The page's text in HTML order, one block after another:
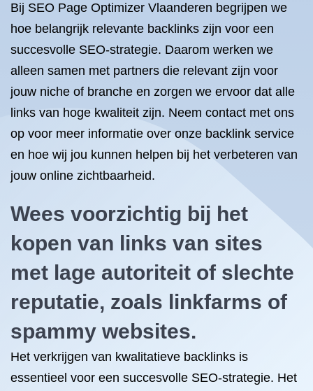
Bij SEO Page Optimizer Vlaanderen begrijpen we
hoe belangrijk relevante backlinks zijn voor een
succesvolle SEO-strategie. Daarom werken we
alleen samen met partners die relevant zijn voor
jouw niche of branche en zorgen we ervoor dat alle
links van hoge kwaliteit zijn. Neem contact met ons
op voor meer informatie over onze backlink service
en hoe wij jou kunnen helpen bij het verbeteren van
jouw online zichtbaarheid.
Wees voorzichtig bij het
kopen van links van sites
met lage autoriteit of slechte
reputatie, zoals linkfarms of
spammy websites.
Het verkrijgen van kwalitatieve backlinks is
essentieel voor een succesvolle SEO-strategie. Het